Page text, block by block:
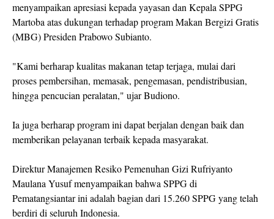
menyampaikan apresiasi kepada yayasan dan Kepala SPPG
Martoba atas dukungan terhadap program Makan Bergizi Gratis
(MBG) Presiden Prabowo Subianto.
"Kami berharap kualitas makanan tetap terjaga, mulai dari
proses pembersihan, memasak, pengemasan, pendistribusian,
hingga pencucian peralatan," ujar Budiono.
Ia juga berharap program ini dapat berjalan dengan baik dan
memberikan pelayanan terbaik kepada masyarakat.
Direktur Manajemen Resiko Pemenuhan Gizi Rufriyanto
Maulana Yusuf menyampaikan bahwa SPPG di
Pematangsiantar ini adalah bagian dari 15.260 SPPG yang telah
berdiri di seluruh Indonesia.